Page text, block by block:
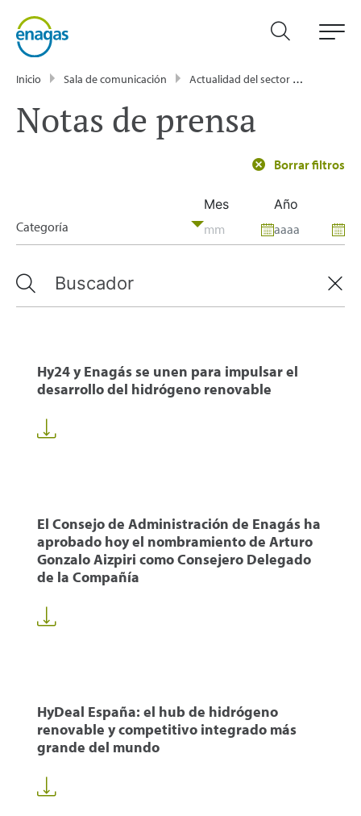
Inicio Sala de comunicación Actualidad del sector energético - Enagás
Notas de prensa
Borrar filtros
Categoría
Mes Año
Hy24 y Enagás se unen para impulsar el
desarrollo del hidrógeno renovable
El Consejo de Administración de Enagás ha
aprobado hoy el nombramiento de Arturo
Gonzalo Aizpiri como Consejero Delegado
de la Compañía
HyDeal España: el hub de hidrógeno
renovable y competitivo integrado más
grande del mundo